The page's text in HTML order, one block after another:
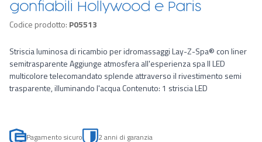
gonfiabili Hollywood e Paris
Codice prodotto: P05513
Striscia luminosa di ricambio per idromassaggi Lay-Z-Spa® con liner
semitrasparente Aggiunge atmosfera all'esperienza spa Il LED
multicolore telecomandato splende attraverso il rivestimento semi
trasparente, illuminando l'acqua Contenuto: 1 striscia LED
Pagamento sicuro
2 anni di garanzia